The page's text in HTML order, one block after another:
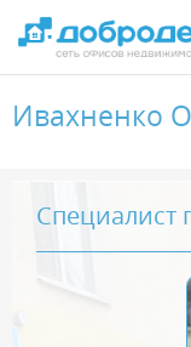
Ивахненко
Специалист